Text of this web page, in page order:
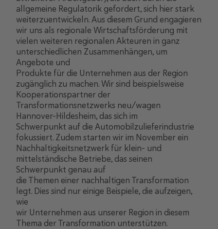
allgemeine Regulatorik gefordert, sich hier stark
weiterzuentwickeln. Aus diesem Grund engagieren
wir uns als regionale Wirtschaftsförderung mit
vielen weiteren regionalen Akteuren in ganz
unterschiedlichen Zusammenhängen, um
Angebote und
Produkte für die Unternehmen aus der Region
zugänglich zu machen. Wir sind beispielsweise
Kooperationspartner der
Transformationsnetzwerks neu/wagen
Hannover-Hildesheim, das sich im
Schwerpunkt auf die Automobilzulieferindustrie
fokussiert. Zudem starten wir im November ein
Nachhaltigkeitsnetzwerk für klein- und
mittelständische Betriebe, das seinen
Schwerpunkt genau auf
die Themen einer nachhaltigen Transformation
legt. Dies sind nur einige Beispiele, die aufzeigen,
wie
wir Unternehmen aus unserer Region in diesem
Thema der Transformation unterstützen.